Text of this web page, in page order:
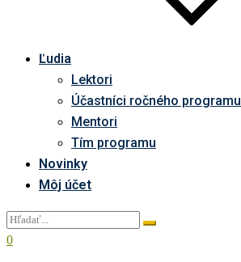
Ľudia
Lektori
Účastníci ročného programu
Mentori
Tím programu
Novinky
Môj účet
0